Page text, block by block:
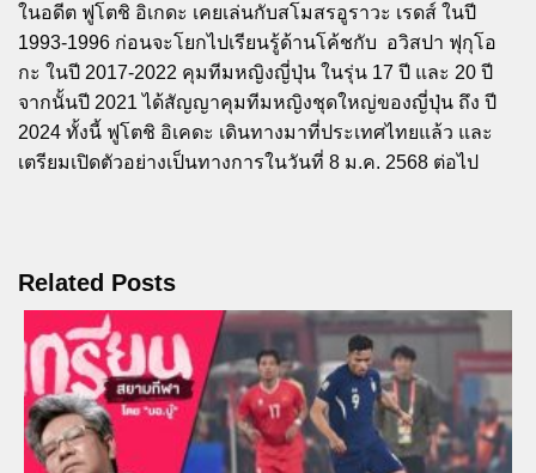
ในอดีต ฟูโตชิ อิเกดะ เคยเล่นกับสโมสรอูราวะ เรดส์ ในปี
1993-1996 ก่อนจะโยกไปเรียนรู้ด้านโค้ชกับ อวิสปา ฟุกุโอ
กะ ในปี 2017-2022 คุมทีมหญิงญี่ปุ่น ในรุ่น 17 ปี และ 20 ปี
จากนั้นปี 2021 ได้สัญญาคุมทีมหญิงชุดใหญ่ของญี่ปุ่น ถึง ปี
2024 ทั้งนี้ ฟูโตชิ อิเคดะ เดินทางมาที่ประเทศไทยแล้ว และ
เตรียมเปิดตัวอย่างเป็นทางการในวันที่ 8 ม.ค. 2568 ต่อไป
Related Posts